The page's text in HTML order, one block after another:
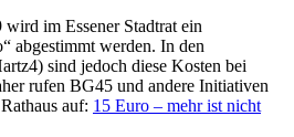
wird im Essener Stadtrat ein
abgestimmt werden. In den
sind jedoch diese Kosten bei
rufen BG45 und andere Initiativen
auf: 15 Euro – mehr ist nicht